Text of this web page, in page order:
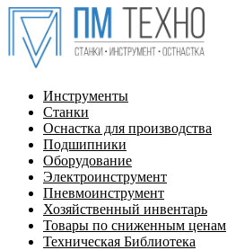
Инструменты
Станки
Оснастка для производства
Подшипники
Оборудование
Электроинструмент
Пневмоинструмент
Хозяйственный инвентарь
Товары по сниженным ценам
Техническая Библиотека